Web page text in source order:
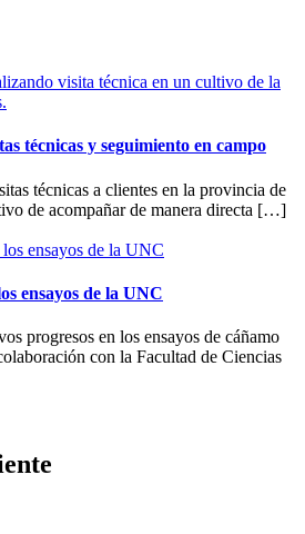
técnicas y seguimiento en campo
técnicas a clientes en la provincia de
de acompañar de manera directa […]
ensayos de la UNC
progresos en los ensayos de cáñamo
con la Facultad de Ciencias